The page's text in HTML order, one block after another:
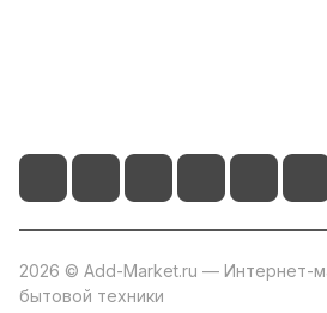
2026 © Add-Market.ru — Интернет-
бытовой техники